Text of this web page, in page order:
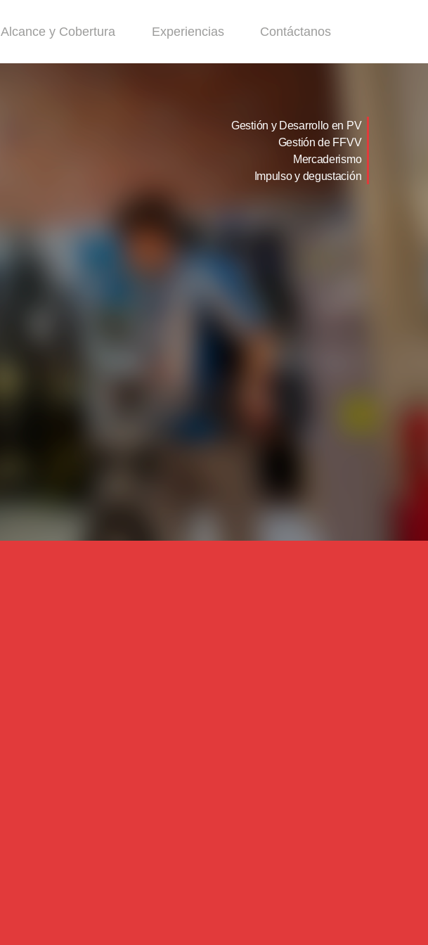
Alcance y Cobertura Experiencias Contáctanos
Gestión y Desarrollo en PV
Gestión de FFVV
Mercaderismo
Impulso y degustación